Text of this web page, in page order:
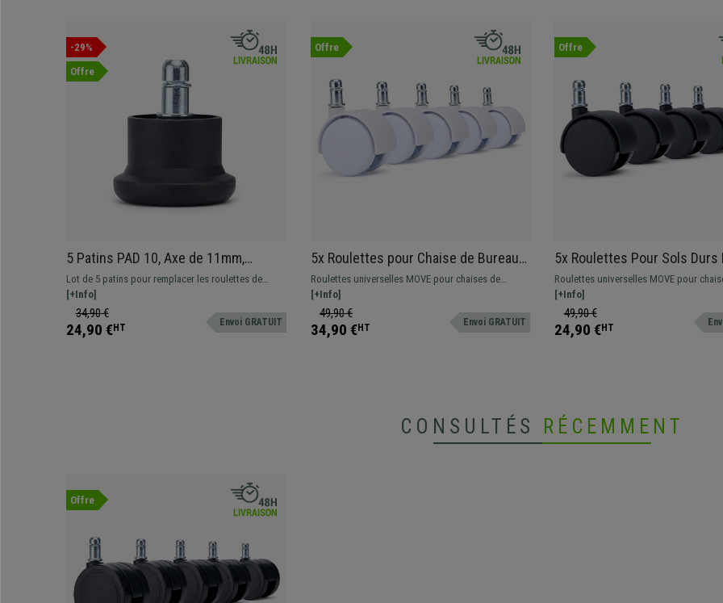
-29%
Offre
5 Patins PAD 10, Axe de 11mm,
Antidérapants, Résistants
Lot de 5 patins pour remplacer les roulettes de
votre chaise de bureau. Profitez de tous les
avantages d'une chaise ergonomique sans roulettes
!
[+Info]
34,90 €
24,90 €HT Envoi GRATUIT
Offre
5x Roulettes pour Chaise de Bureau
MOVE, Sols Moquettés, Dimensions
11x50mm, Blanc
Roulettes universelles MOVE pour chaises de
bureau, sur sols moquettés
[+Info]
49,90 €
34,90 €HT Envoi GRATUIT
Offre
5x Roulettes Pour Sols Durs
Dimensions 11x50mm, Profil
Noir
Roulettes universelles MOVE pour
bureau, adaptées aux sols durs
[+Info]
49,90 €
24,90 €HT
CONSULTÉS RÉCEMMENT
Offre